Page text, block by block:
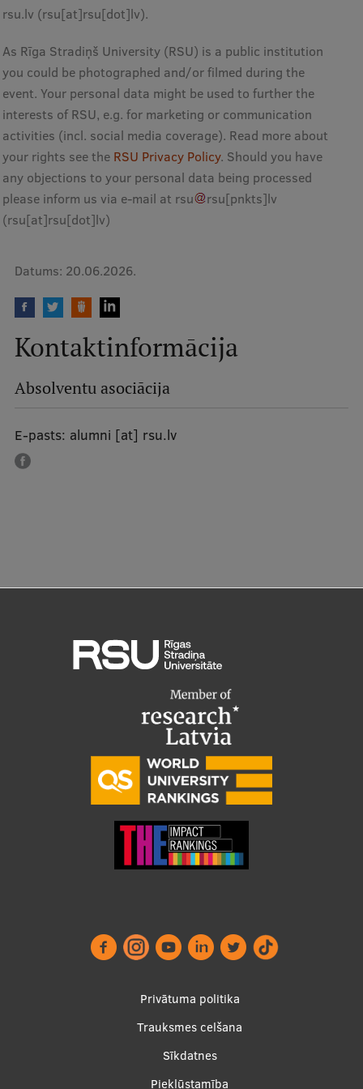
Pētniecības datu pārvaldība
Zinātnes ietekme
Pētniecības platformas
Doktorantūras skola
Pētniecības pakalpojumi
Pētniecības projekti
Zinātnieku brokastis
Inovāciju centrs
Starptautiskā sadarbība
rsu.lv (rsu[at]rsu[dot]lv).
As Rīga Stradiņš University (RSU) is a public institution
you could be photographed and/or filmed during the
event. Your personal data might be used to further the
interests of RSU, e.g. for marketing or communication
activities (incl. social media coverage). Read more about
your rights see the RSU Privacy Policy. Should you have
any objections to your personal data being processed
please inform us via e-mail at rsu rsu[pnkts]lv
(rsu[at]rsu[dot]lv)
Datums: 20.06.2026.
Kontaktinformācija
Absolventu asociācija
E-pasts: alumni [at] rsu.lv
Privātuma politika
Trauksmes celšana
Sīkdatnes
Piekļūstamība